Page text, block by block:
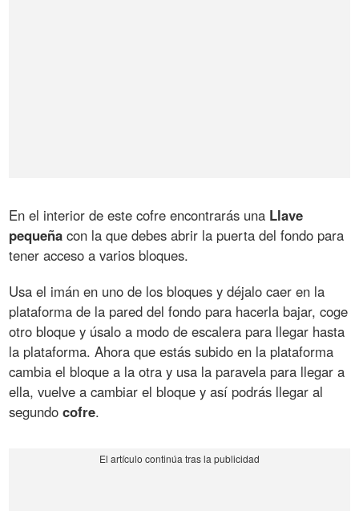
En el interior de este cofre encontrarás una Llave
pequeña con la que debes abrir la puerta del fondo para
tener acceso a varios bloques.
Usa el imán en uno de los bloques y déjalo caer en la
plataforma de la pared del fondo para hacerla bajar, coge
otro bloque y úsalo a modo de escalera para llegar hasta
la plataforma. Ahora que estás subido en la plataforma
cambia el bloque a la otra y usa la paravela para llegar a
ella, vuelve a cambiar el bloque y así podrás llegar al
segundocofre.